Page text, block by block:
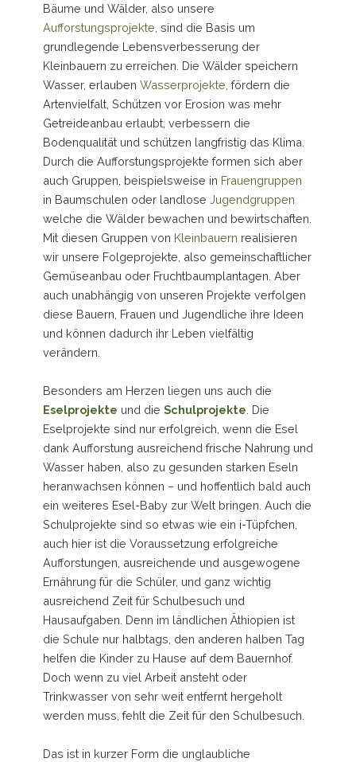
Bäume und Wälder, also unsere
Aufforstungsprojekte , sind die Basis um
grundlegende Lebensverbesserung der
Kleinbauern zu erreichen. Die Wälder speichern
Wasser, erlauben Wasserprojekte , fördern die
Artenvielfalt, Schützen vor Erosion was mehr
Getreideanbau erlaubt, verbessern die
Bodenqualität und schützen langfristig das Klima.
Durch die Aufforstungsprojekte formen sich aber
auch Gruppen, beispielsweise in Frauengruppen
in Baumschulen oder landlose Jugendgruppen
welche die Wälder bewachen und bewirtschaften.
Mit diesen Gruppen von Kleinbauern realisieren
wir unsere Folgeprojekte, also gemeinschaftlicher
Gemüseanbau oder Fruchtbaumplantagen. Aber
auch unabhängig von unseren Projekte verfolgen
diese Bauern, Frauen und Jugendliche ihre Ideen
und können dadurch ihr Leben vielfältig
verändern.
Besonders am Herzen liegen uns auch die
Eselprojekte und die Schulprojekte . Die
Eselprojekte sind nur erfolgreich, wenn die Esel
dank Aufforstung ausreichend frische Nahrung und
Wasser haben, also zu gesunden starken Eseln
heranwachsen können – und hoffentlich bald auch
ein weiteres Esel-Baby zur Welt bringen. Auch die
Schulprojekte sind so etwas wie ein i-Tüpfchen,
auch hier ist die Voraussetzung erfolgreiche
Aufforstungen, ausreichende und ausgewogene
Ernährung für die Schüler, und ganz wichtig
ausreichend Zeit für Schulbesuch und
Hausaufgaben. Denn im ländlichen Äthiopien ist
die Schule nur halbtags, den anderen halben Tag
helfen die Kinder zu Hause auf dem Bauernhof.
Doch wenn zu viel Arbeit ansteht oder
Trinkwasser von sehr weit entfernt hergeholt
werden muss, fehlt die Zeit für den Schulbesuch.
Das ist in kurzer Form die unglaubliche